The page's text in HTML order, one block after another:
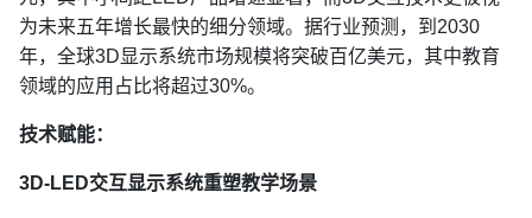
为未来五年增长最快的细分领域。据行业预测，到2030
年，全球3D显示系统市场规模将突破百亿美元，其中教育
领域的应用占比将超过30%。
技术赋能：
3D-LED交互显示系统重塑教学场景